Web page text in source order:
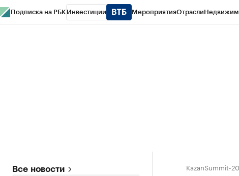
Подписка на РБК Инвестиции МероприятияОтрасли
Все новости KazanSummit-